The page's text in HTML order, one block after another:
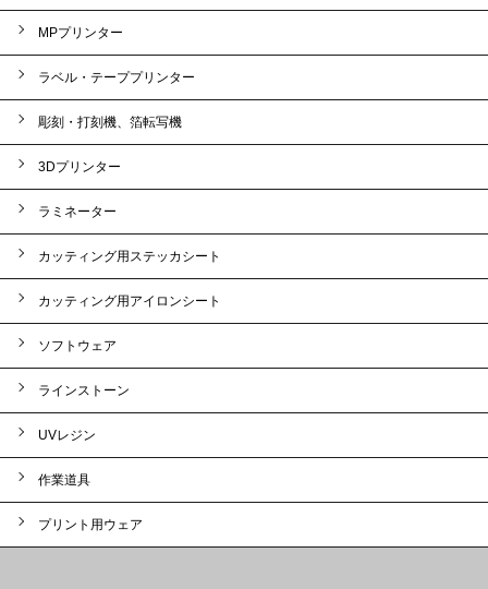
MPプリンター
ラベル・テーププリンター
彫刻・打刻機、箔転写機
3Dプリンター
ラミネーター
カッティング用ステッカシート
カッティング用アイロンシート
ソフトウェア
ラインストーン
UVレジン
作業道具
プリント用ウェア